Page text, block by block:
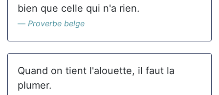
bien que celle qui n'a rien.
Proverbe belge
Quand on tient l'alouette, il faut la
plumer.